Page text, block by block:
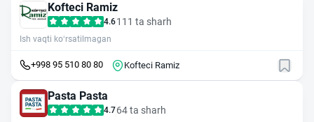
Kofteci Ramiz
4.6111 ta sharh
Ish vaqti ko‘rsatilmagan
+998 95 510 80 80 Kofteci Ramiz
Pasta Pasta
4.764 ta sharh